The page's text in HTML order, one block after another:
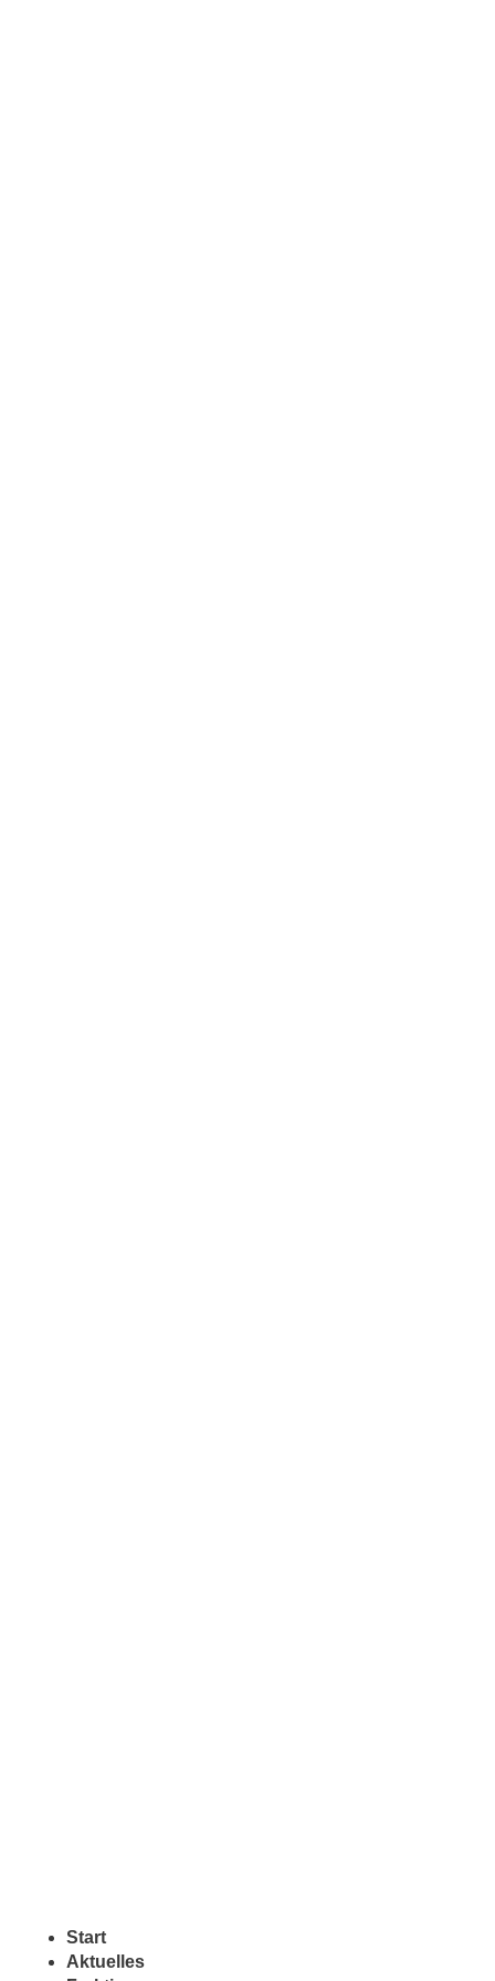
Start
Aktuelles